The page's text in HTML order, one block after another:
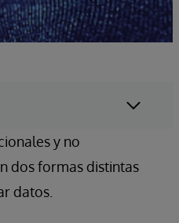
y no
dos formas distintas
datos.